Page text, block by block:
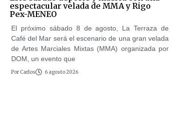
espectacular velada de MMA y Rigo
Pex-MENEO
El próximo sábado 8 de agosto, La Terraza de
Café del Mar será el escenario de una gran velada
de Artes Marciales Mixtas (MMA) organizada por
DOM, un evento que
Por Carlos 6 agosto 2026